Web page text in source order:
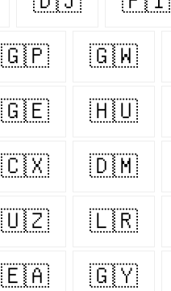
🇬🇵 🇬🇼
🇬🇪 🇭🇺
🇨🇽 🇩🇲
🇺🇿 🇱🇷
🇪🇦 🇬🇾